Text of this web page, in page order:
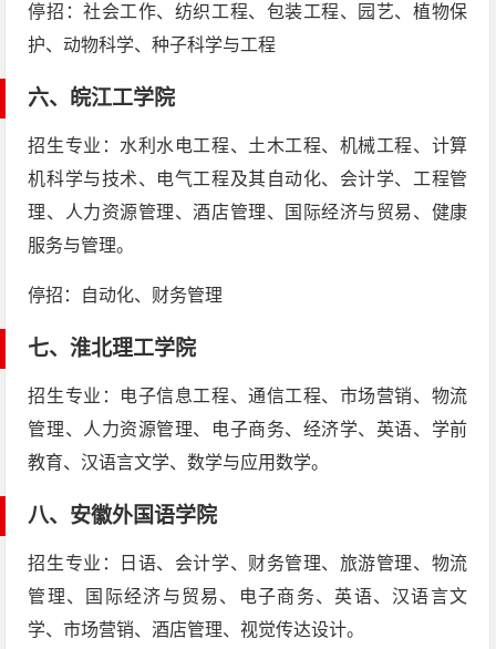
停招：社会工作、纺织工程、包装工程、园艺、植物保
护、动物科学、种子科学与工程
六、 皖江工学院
招生专业：水利水电工程、土木工程、机械工程、计算
机科学与技术、电气工程及其自动化、会计学、工程管
理、人力资源管理、酒店管理、国际经济与贸易、健康
服务与管理。
停招：自动化、财务管理
七、淮北理工学院
招生专业：电子信息工程、通信工程、市场营销、物流
管理、人力资源管理、电子商务、经济学、英语、学前
教育、汉语言文学、数学与应用数学。
八、 安徽外国语学院
招生专业：日语、会计学、财务管理、旅游管理、物流
管理、国际经济与贸易、电子商务、英语、汉语言文
学、市场营销、酒店管理、视觉传达设计。